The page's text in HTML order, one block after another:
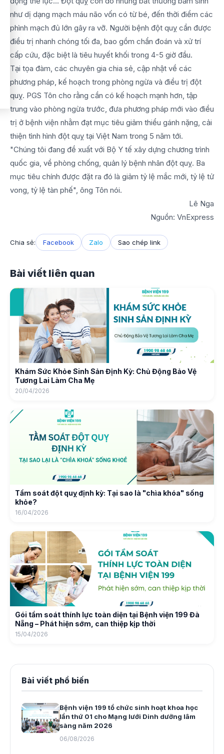
như dị dạng mạch máu não vốn có từ bé, đến thời điểm các
phình mạch đủ lớn gây ra vỡ. Người bệnh đột quỵ cần được
điều trị nhanh chóng tối đa, bao gồm chẩn đoán và xử trí
cấp cứu, đặc biệt là tiêu huyết khối trong 4-5 giờ đầu.
Tại tọa đàm, các chuyên gia chia sẻ, cập nhật về các
phương pháp, kế hoạch trong phòng ngừa và điều trị đột
quỵ. PGS Tôn cho rằng cần có kế hoạch mạnh hơn, tập
trung vào phòng ngừa trước, đưa phương pháp mới vào điều
trị ở bệnh viện nhằm đạt mục tiêu giảm thiểu gánh nặng, cải
thiện tình hình đột quỵ tại Việt Nam trong 5 năm tới.
"Chúng tôi đang đề xuất với Bộ Y tế xây dựng chương trình
quốc gia, về phòng chống, quản lý bệnh nhân đột quỵ. Ba
mục tiêu chính được đặt ra đó là giảm tỷ lệ mắc mới, tỷ lệ tử
vong, tỷ lệ tàn phế", ông Tôn nói.
Lê Nga
Nguồn: VnExpress
Chia sẻ: Facebook Zalo Sao chép link
Bài viết liên quan
Khám Sức Khỏe Sinh Sản Định Kỳ: Chủ Động Bảo Vệ
Tương Lai Làm Cha Mẹ
20/04/2026
Tầm soát đột quỵ định kỳ: Tại sao là "chìa khóa" sống
khỏe?
16/04/2026
Gói tầm soát thính lực toàn diện tại Bệnh viện 199 Đà
Nẵng – Phát hiện sớm, can thiệp kịp thời
15/04/2026
Bài viết phổ biến
Bệnh viện 199 tổ chức sinh hoạt khoa học
lần thứ 01 cho Mạng lưới Dinh dưỡng lâm
sàng năm 2026
06/08/2026